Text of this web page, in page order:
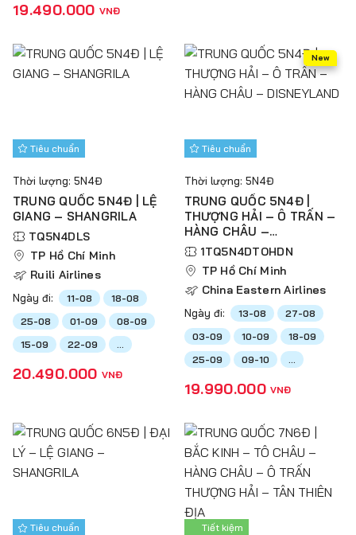
19.490.000 VNĐ
Tiêu chuẩn
Thời lượng: 5N4Đ
TRUNG QUỐC 5N4Đ | LỆ
GIANG – SHANGRILA
TQ5N4DLS
TP Hồ Chí Minh
Ruili Airlines
Ngày đi: 11-08
18-08
25-08
01-09
08-09
15-09
22-09 ...
20.490.000 VNĐ
New
Tiêu chuẩn
Thời lượng: 5N4Đ
TRUNG QUỐC 5N4Đ |
THƯỢNG HẢI – Ô TRẤN –
HÀNG CHÂU –
DISNEYLAND
1TQ5N4DTOHDN
TP Hồ Chí Minh
China Eastern Airlines
Ngày đi: 13-08
27-08
03-09
10-09
18-09
25-09
09-10 ...
19.990.000 VNĐ
Tiêu chuẩn Tiết kiệm